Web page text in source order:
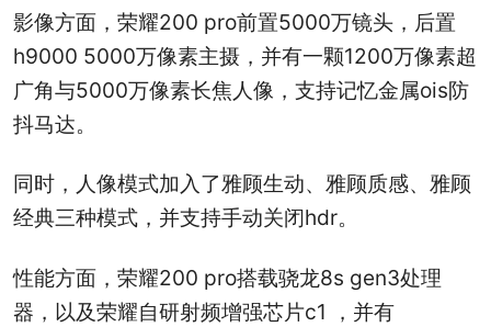
影像方面，荣耀200 pro前置5000万镜头，后置
h9000 5000万像素主摄，并有一颗1200万像素超
广角与5000万像素长焦人像，支持记忆金属ois防
抖马达。
同时，人像模式加入了雅顾生动、雅顾质感、雅顾
经典三种模式，并支持手动关闭hdr。
性能方面，荣耀200 pro搭载骁龙8s gen3处理
器，以及荣耀自研射频增强芯片c1 ，并有